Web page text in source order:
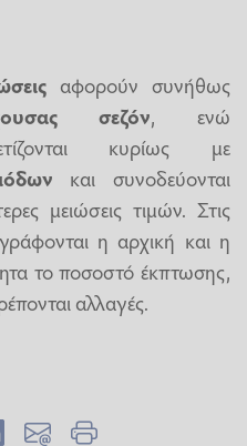
αφορούν συνήθως
σεζόν, ενώ
κυρίως με
και συνοδεύονται
μειώσεις τιμών. Στις
η αρχική και η
το ποσοστό έκπτωσης,
αλλαγές.